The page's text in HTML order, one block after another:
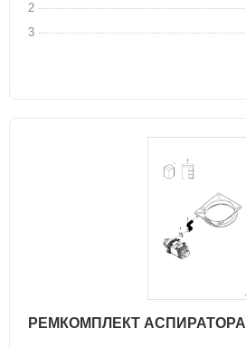
2
3
РЕМКОМПЛЕКТ АСПИРАТОРА